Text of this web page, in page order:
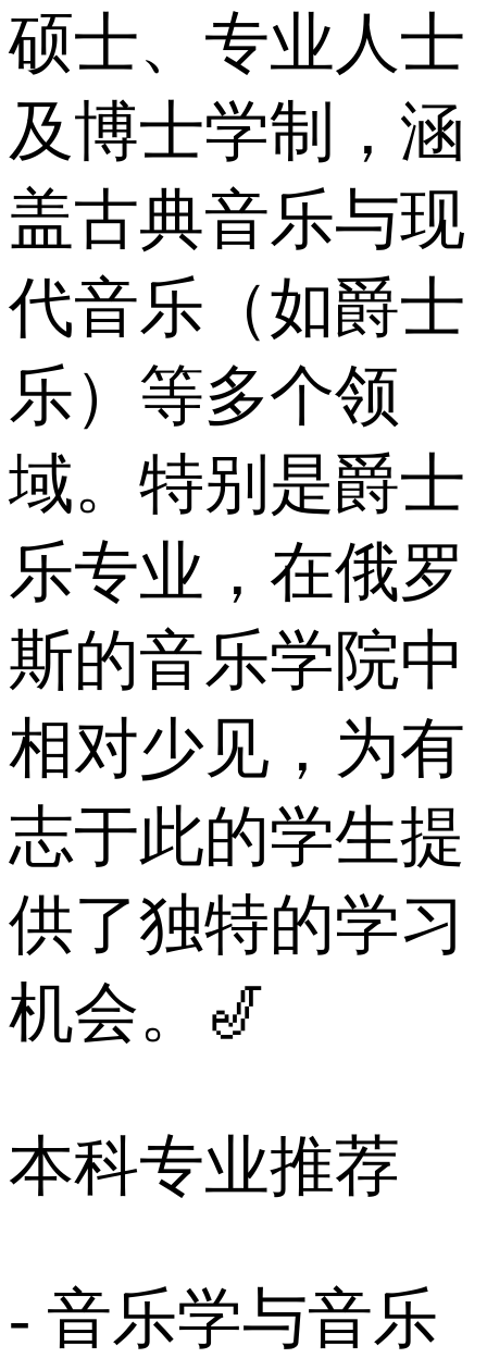
硕士、专业人士
及博士学制，涵
盖古典音乐与现
代音乐（如爵士
乐）等多个领
域。特别是爵士
乐专业，在俄罗
斯的音乐学院中
相对少见，为有
志于此的学生提
供了独特的学习
机会。🎷
本科专业推荐
- 音乐学与音乐